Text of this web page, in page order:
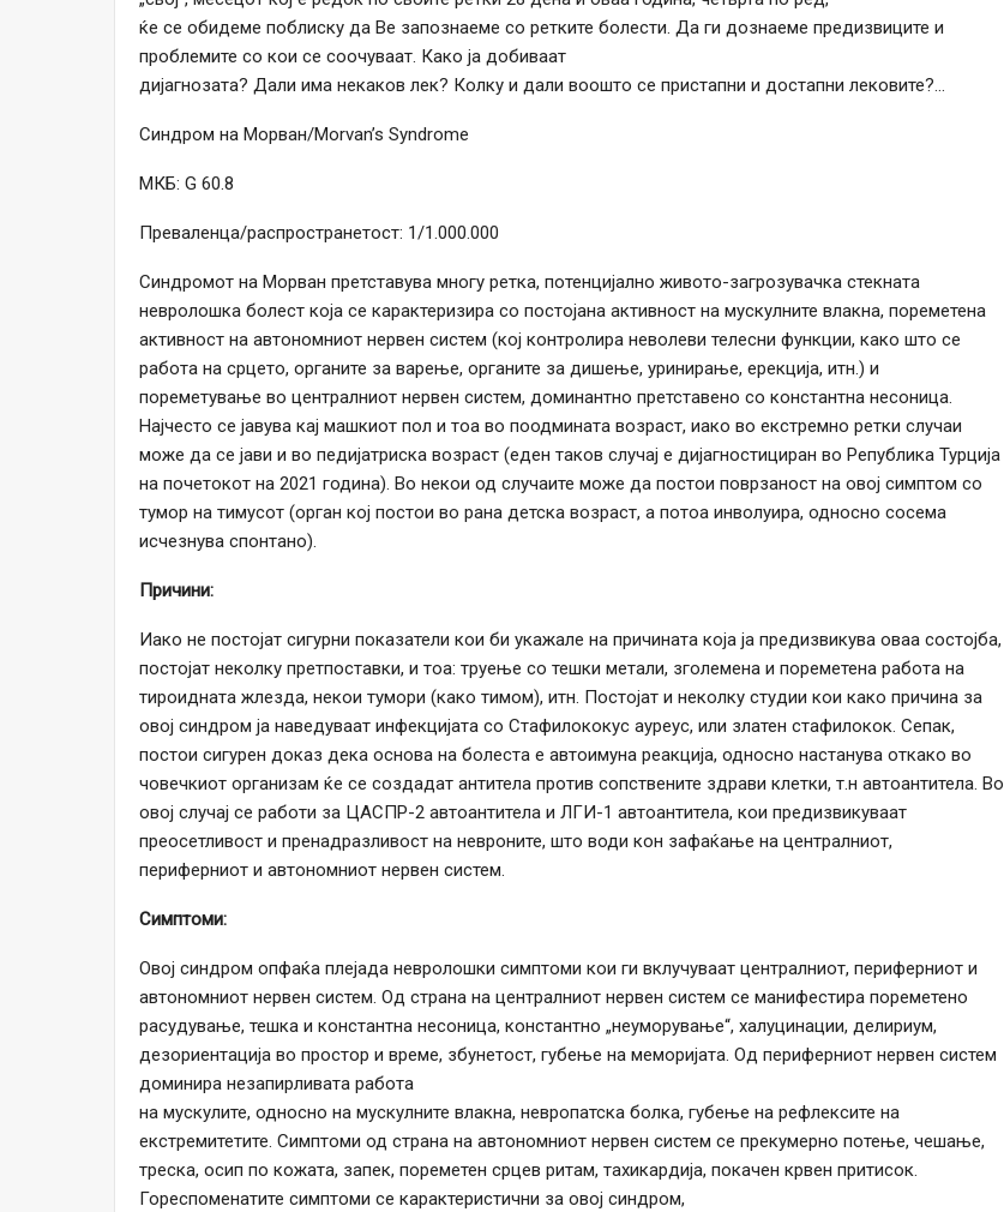
ќе се обидеме поблиску да Ве запознаеме со ретките болести. Да ги дознаеме предизвиците и
проблемите со кои се соочуваат. Како ја добиваат
дијагнозата? Дали има некаков лек? Колку и дали воошто се пристапни и достапни лековите?…
Синдром на Морван/Morvan’s Syndrome
МКБ: G 60.8
Преваленца/распространетост: 1/1.000.000
Синдромот на Морван претставува многу ретка, потенцијално живото-загрозувачка стекната
невролошка болест која се карактеризира со постојана активност на мускулните влакна, пореметена
активност на автономниот нервен систем (кој контролира неволеви телесни функции, како што се
работа на срцето, органите за варење, органите за дишење, уринирање, ерекција, итн.) и
пореметување во централниот нервен систем, доминантно претставено со константна несоница.
Најчесто се јавува кај машкиот пол и тоа во поодмината возраст, иако во екстремно ретки случаи
може да се јави и во педијатриска возраст (еден таков случај е дијагностициран во Република Турција
на почетокот на 2021 година). Во некои од случаите може да постои поврзаност на овој симптом со
тумор на тимусот (орган кој постои во рана детска возраст, а потоа инволуира, односно сосема
исчезнува спонтано).
Причини:
Иако не постојат сигурни показатели кои би укажале на причината која ја предизвикува оваа состојба,
постојат неколку претпоставки, и тоа: труење со тешки метали, зголемена и пореметена работа на
тироидната жлезда, некои тумори (како тимом), итн. Постојат и неколку студии кои како причина за
овој синдром ја наведуваат инфекцијата со Стафилококус ауреус, или златен стафилокок. Сепак,
постои сигурен доказ дека основа на болеста е автоимуна реакција, односно настанува откако во
човечкиот организам ќе се создадат антитела против сопствените здрави клетки, т.н автоантитела. Во
овој случај се работи за ЦАСПР-2 автоантитела и ЛГИ-1 автоантитела, кои предизвикуваат
преосетливост и пренадразливост на невроните, што води кон зафаќање на централниот,
периферниот и автономниот нервен систем.
Симптоми:
Овој синдром опфаќа плејада невролошки симптоми кои ги вклучуваат централниот, периферниот и
автономниот нервен систем. Од страна на централниот нервен систем се манифестира пореметено
расудување, тешка и константна несоница, константно „неуморување“, халуцинации, делириум,
дезориентација во простор и време, збунетост, губење на меморијата. Од периферниот нервен систем
доминира незапирливата работа
на мускулите, односно на мускулните влакна, невропатска болка, губење на рефлексите на
екстремитетите. Симптоми од страна на автономниот нервен систем се прекумерно потење, чешање,
треска, осип по кожата, запек, пореметен срцев ритам, тахикардија, покачен крвен притисок.
Гореспоменатите симптоми се карактеристични за овој синдром,